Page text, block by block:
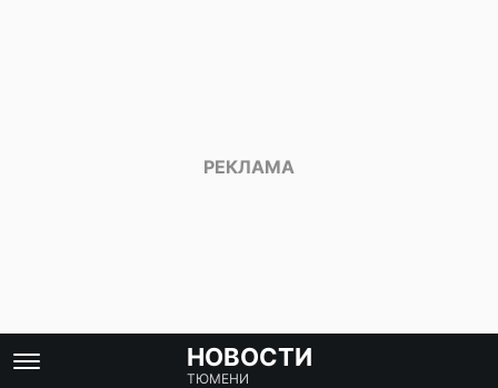
НОВОСТИ
ТЮМЕНИ